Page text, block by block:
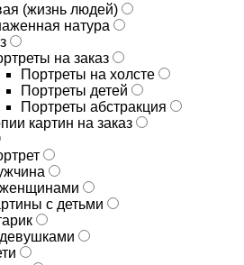
(жизнь людей)
натура
на заказ
Портреты на холсте
Портреты детей
Портреты абстракция
картин на заказ
с детьми